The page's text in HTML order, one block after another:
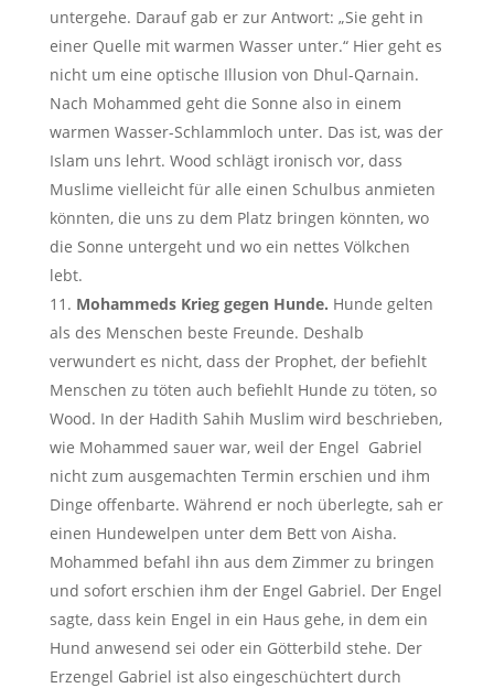
untergehe. Darauf gab er zur Antwort: „Sie geht in
einer Quelle mit warmen Wasser unter.“ Hier geht es
nicht um eine optische Illusion von Dhul-Qarnain.
Nach Mohammed geht die Sonne also in einem
warmen Wasser-Schlammloch unter. Das ist, was der
Islam uns lehrt. Wood schlägt ironisch vor, dass
Muslime vielleicht für alle einen Schulbus anmieten
könnten, die uns zu dem Platz bringen könnten, wo
die Sonne untergeht und wo ein nettes Völkchen
lebt.
Mohammeds Krieg gegen Hunde. Hunde gelten
als des Menschen beste Freunde. Deshalb
verwundert es nicht, dass der Prophet, der befiehlt
Menschen zu töten auch befiehlt Hunde zu töten, so
Wood. In der Hadith Sahih Muslim wird beschrieben,
wie Mohammed sauer war, weil der Engel Gabriel
nicht zum ausgemachten Termin erschien und ihm
Dinge offenbarte. Während er noch überlegte, sah er
einen Hundewelpen unter dem Bett von Aisha.
Mohammed befahl ihn aus dem Zimmer zu bringen
und sofort erschien ihm der Engel Gabriel. Der Engel
sagte, dass kein Engel in ein Haus gehe, in dem ein
Hund anwesend sei oder ein Götterbild stehe. Der
Erzengel Gabriel ist also eingeschüchtert durch